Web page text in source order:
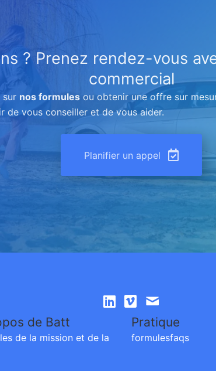
? Prenez rendez-vous
commercial
sur nos formules ou obtenir une offre sur
de vous conseiller et de vous aider.
Planifier un appel
de Batt
de la mission et de la
Pratique
formulesfaqs